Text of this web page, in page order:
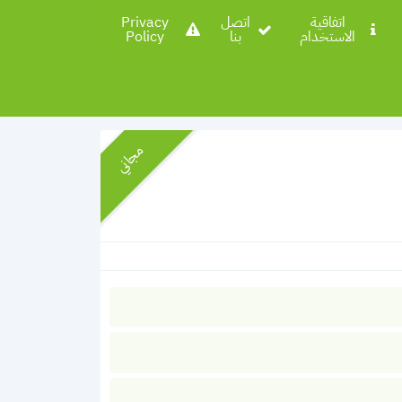
اتفاقية
الاستخدام
اتصل
بنا
Privacy
Policy
مجاني